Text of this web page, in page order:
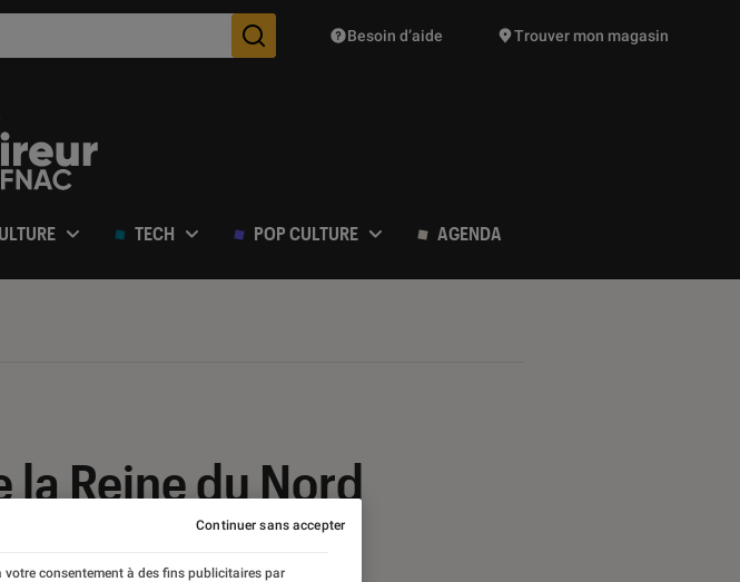
Des suggestions de produits vont vous être proposées
Besoin d’aide Trouver mon magasin
TECH POP CULTURE AGENDA
Reine du Nord
consentement à des fins publicitaires par
Continuer sans accepter